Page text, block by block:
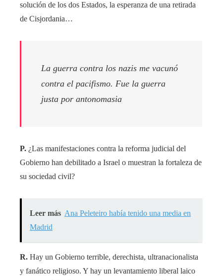
solución de los dos Estados, la esperanza de una retirada
de Cisjordania…
La guerra contra los nazis me vacunó
contra el pacifismo. Fue la guerra
justa por antonomasia
P. ¿Las manifestaciones contra la reforma judicial del
Gobierno han debilitado a Israel o muestran la fortaleza de
su sociedad civil?
Leer más Ana Peleteiro había tenido una media en
Madrid
R. Hay un Gobierno terrible, derechista, ultranacionalista
y fanático religioso. Y hay un levantamiento liberal laico